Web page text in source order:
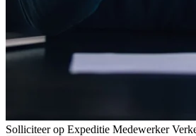
Solliciteer op Expeditie Medewerker